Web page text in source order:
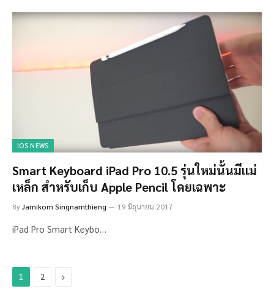
IOS NEWS
Smart Keyboard iPad Pro 10.5 รุ่นใหม่นั้นมีแม่
เหล็ก สำหรับเก็บ Apple Pencil โดยเฉพาะ
ByJamikorn Singnamthieng 19 มิถุนายน 2017
iPad Pro Smart Keybo…
1 2 Next